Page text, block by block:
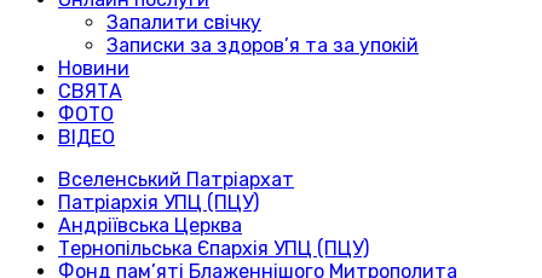
Запалити свічку
Записки за здоров’я та за упокій
Новини
СВЯТА
ФОТО
ВІДЕО
Вселенський Патріархат
Патріархія УПЦ (ПЦУ)
Андріївська Церква
Тернопільська Єпархія УПЦ (ПЦУ)
Фонд пам’яті Блаженнішого Митрополита